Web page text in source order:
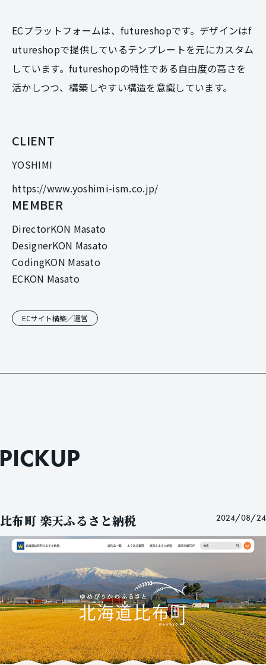
ECプラットフォームは、futureshopです。デザインはf
utureshopで提供しているテンプレートを元にカスタム
しています。futureshopの特性である自由度の高さを
活かしつつ、構築しやすい構造を意識しています。
CLIENT
YOSHIMI
https://www.yoshimi-ism.co.jp/
MEMBER
DirectorKON Masato
DesignerKON Masato
CodingKON Masato
ECKON Masato
ECサイト構築／運営
ICKUP
比布町 楽天ふるさと納税 2024/08/24